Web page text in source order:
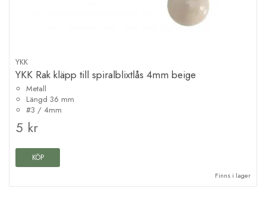
YKK
YKK Rak kläpp till spiralblixtlås 4mm beige
Metall
Längd 36 mm
#3 / 4mm
5 kr
KÖP
Finns i lager